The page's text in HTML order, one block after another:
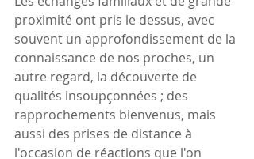
proximité ont pris le dessus, avec
souvent un approfondissement de la
connaissance de nos proches, un
autre regard, la découverte de
qualités insoupçonnées ; des
rapprochements bienvenus, mais
aussi des prises de distance à
l'occasion de réactions que l'on